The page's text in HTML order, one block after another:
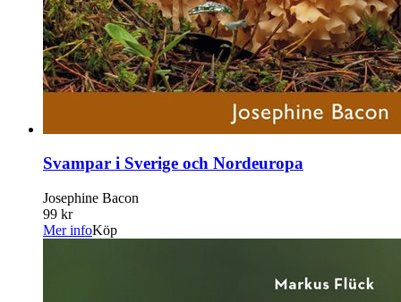
Svampar i Sverige och Nordeuropa
Josephine Bacon
99 kr
Mer infoKöp